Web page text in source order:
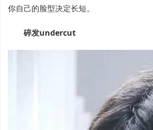
你自己的脸型决定长短。
碎发undercut